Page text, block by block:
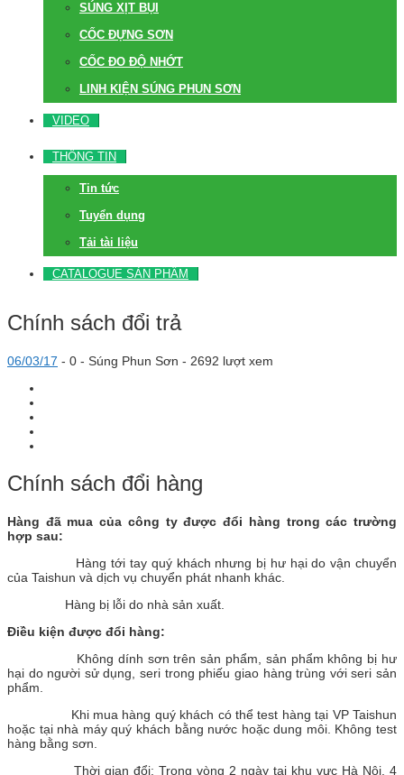
SÚNG XỊT BỤI
CỐC ĐỰNG SƠN
CỐC ĐO ĐỘ NHỚT
LINH KIỆN SÚNG PHUN SƠN
VIDEO
THÔNG TIN
Tin tức
Tuyển dụng
Tải tài liệu
CATALOGUE SẢN PHẨM
Chính sách đổi trả
06/03/17 - 0 - Súng Phun Sơn - 2692 lượt xem
Chính sách đổi hàng
Hàng đã mua của công ty được đổi hàng trong các trường
hợp sau:
Hàng tới tay quý khách nhưng bị hư hại do vận chuyển
của Taishun và dịch vụ chuyển phát nhanh khác.
Hàng bị lỗi do nhà sản xuất.
Điều kiện được đổi hàng:
Không dính sơn trên sản phẩm, sản phẩm không bị hư
hại do người sử dụng, seri trong phiếu giao hàng trùng với seri sản
phẩm.
Khi mua hàng quý khách có thể test hàng tại VP Taishun
hoặc tại nhà máy quý khách bằng nước hoặc dung môi. Không test
hàng bằng sơn.
Thời gian đổi: Trong vòng 2 ngày tại khu vực Hà Nội. 4